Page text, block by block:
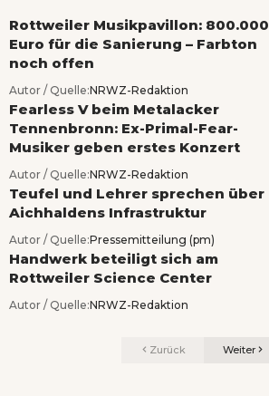
Rottweiler Musikpavillon: 800.000
Euro für die Sanierung – Farbton
noch offen
Autor / Quelle:NRWZ-Redaktion
Fearless V beim Metalacker
Tennenbronn: Ex-Primal-Fear-
Musiker geben erstes Konzert
Autor / Quelle:NRWZ-Redaktion
Teufel und Lehrer sprechen über
Aichhaldens Infrastruktur
Autor / Quelle:Pressemitteilung (pm)
Handwerk beteiligt sich am
Rottweiler Science Center
Autor / Quelle:NRWZ-Redaktion
Zurück Weiter